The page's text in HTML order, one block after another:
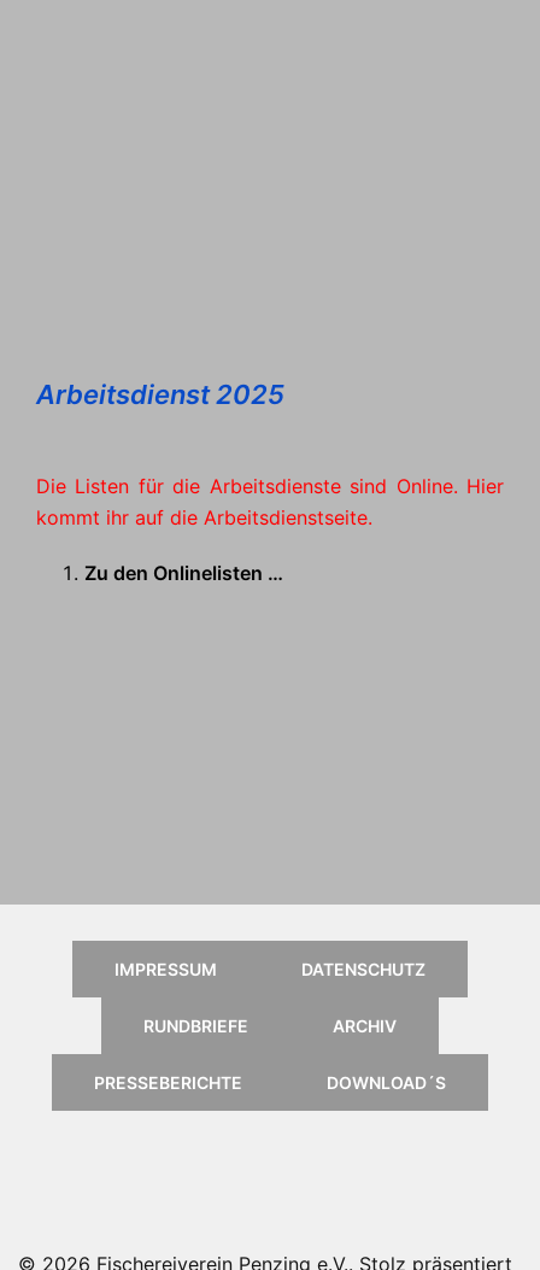
Arbeitsdienst 2025
Die Listen für die Arbeitsdienste sind Online. Hier
kommt ihr auf die Arbeitsdienstseite.
Zu den Onlinelisten …
IMPRESSUM DATENSCHUTZ
RUNDBRIEFE ARCHIV
PRESSEBERICHTE DOWNLOAD´S
© 2026 Fischereiverein Penzing e.V.. Stolz präsentiert